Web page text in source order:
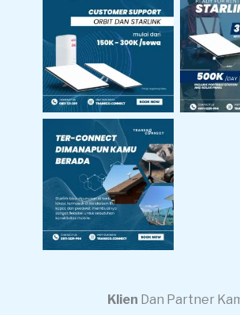
Customer Support
Sewa Starlink &
Orbit
Bisa Internetan
Dimana Pun Kamu
Berada
Klien Dan Partner